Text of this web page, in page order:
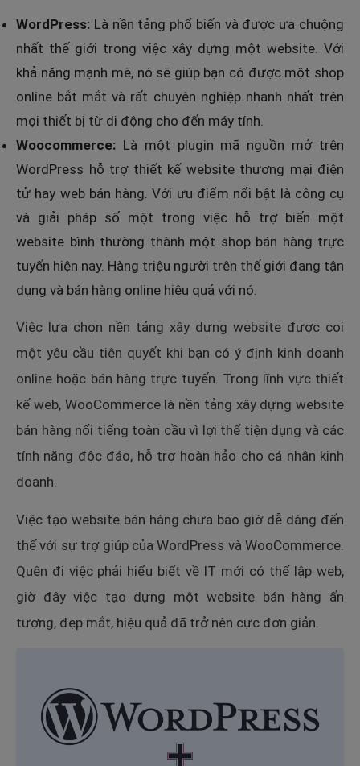
WordPress: Là nền tảng phổ biến và được ưa chuộng
nhất thế giới trong việc xây dựng một website. Với
khả năng mạnh mẽ, nó sẽ giúp bạn có được một shop
online bắt mắt và rất chuyên nghiệp nhanh nhất trên
mọi thiết bị từ di động cho đến máy tính.
Woocommerce: Là một plugin mã nguồn mở trên
WordPress hỗ trợ thiết kế website thương mại điện
tử hay web bán hàng. Với ưu điểm nổi bật là công cụ
và giải pháp số một trong việc hỗ trợ biến một
website bình thường thành một shop bán hàng trực
tuyến hiện nay. Hàng triệu người trên thế giới đang tận
dụng và bán hàng online hiệu quả với nó.
Việc lựa chọn nền tảng xây dựng website được coi
một yêu cầu tiên quyết khi bạn có ý định kinh doanh
online hoặc bán hàng trực tuyến. Trong lĩnh vực thiết
kế web, WooCommerce là nền tảng xây dựng website
bán hàng nổi tiếng toàn cầu vì lợi thế tiện dụng và các
tính năng độc đáo, hỗ trợ hoàn hảo cho cá nhân kinh
doanh.
Việc tạo website bán hàng chưa bao giờ dễ dàng đến
thế với sự trợ giúp của WordPress và WooCommerce.
Quên đi việc phải hiểu biết về IT mới có thể lập web,
giờ đây việc tạo dựng một website bán hàng ấn
tượng, đẹp mắt, hiệu quả đã trở nên cực đơn giản.